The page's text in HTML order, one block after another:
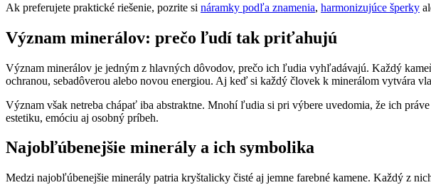
Ak preferujete praktické riešenie, pozrite si náramky podľa znamenia, harmonizujúce šperky
Význam minerálov: prečo ľudí tak priťahujú
Význam minerálov je jedným z hlavných dôvodov, prečo ich ľudia vyhľadávajú. Každý
ochranou, sebadôverou alebo novou energiou. Aj keď si každý človek k minerálom vytvára
Význam však netreba chápať iba abstraktne. Mnohí ľudia si pri výbere uvedomia, že ich
estetiku, emóciu aj osobný príbeh.
Najobľúbenejšie minerály a ich symbolika
Medzi najobľúbenejšie minerály patria kryštalicky čisté aj jemne farebné kamene. Každý z